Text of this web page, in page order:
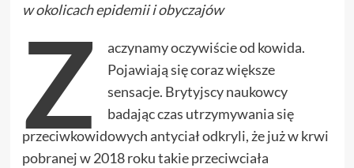
w okolicach epidemii i obyczajów
Z
aczynamy oczywiście od kowida.
Pojawiają się coraz większe
sensacje. Brytyjscy naukowcy
badając czas utrzymywania się
przeciwkowidowych antyciał odkryli, że już w krwi
pobranej w 2018 roku takie przeciwciała